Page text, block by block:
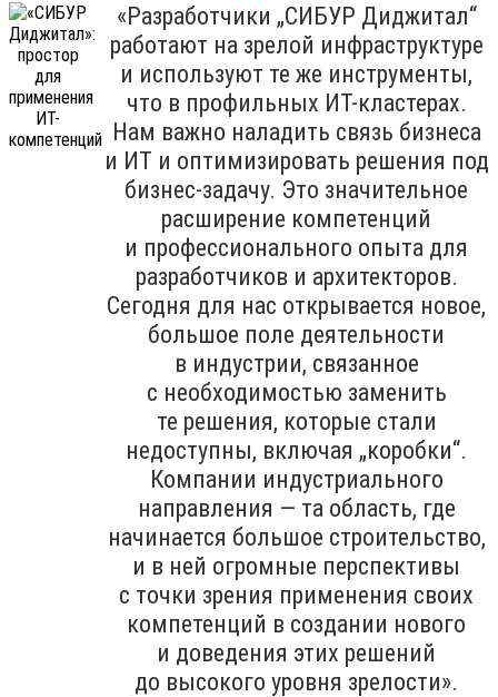
«Разработчики „СИБУР Диджитал“
работают на зрелой инфраструктуре
и используют те же инструменты,
что в профильных ИТ-кластерах.
Нам важно наладить связь бизнеса
и ИТ и оптимизировать решения под
бизнес-задачу. Это значительное
расширение компетенций
и профессионального опыта для
разработчиков и архитекторов.
Сегодня для нас открывается новое,
большое поле деятельности
в индустрии, связанное
с необходимостью заменить
те решения, которые стали
недоступны, включая „коробки“.
Компании индустриального
направления — та область, где
начинается большое строительство,
и в ней огромные перспективы
с точки зрения применения своих
компетенций в создании нового
и доведения этих решений
до высокого уровня зрелости».